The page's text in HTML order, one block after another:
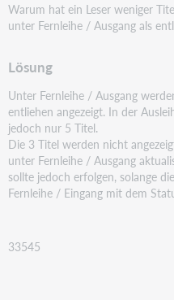
Warum hat ein Leser weniger
unter Fernleihe / Ausgang als
Lösung
Unter Fernleihe / Ausgang
entliehen angezeigt. In der
jedoch nur 5 Titel.
Die 3 Titel werden nicht
unter Fernleihe / Ausgang
sollte jedoch erfolgen, solange
Fernleihe / Eingang mit dem
33545